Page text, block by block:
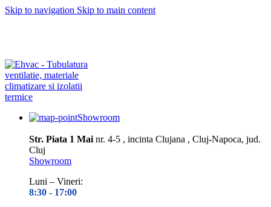
Skip to navigation Skip to main content
Showroom
Str. Piata 1 Mai nr. 4-5 , incinta Clujana , Cluj-Napoca, jud.
Cluj
Showroom
Luni – Vineri:
8:30 - 17:00